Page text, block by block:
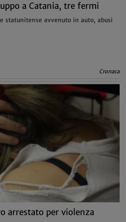
a Catania, tre fermi
statunitense avvenuto in auto, abusi
Cronaca
arrestato per violenza